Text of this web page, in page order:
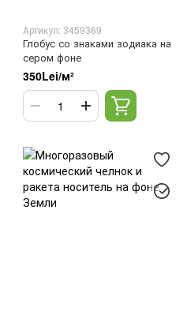
Артикул: 3459369
Глобус со знаками зодиака на
сером фоне
350Lei/м²